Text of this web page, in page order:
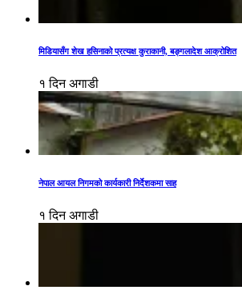
मिडियासँग शेख हसिनाको प्रत्यक्ष कुराकानी, बङ्गलादेश आक्रोशित
१ दिन अगाडी
नेपाल आयल निगमको कार्यकारी निर्देशकमा साह
१ दिन अगाडी